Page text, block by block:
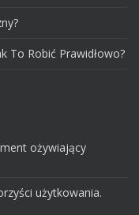
To Robić Prawidłowo?
ożywiający
użytkowania.